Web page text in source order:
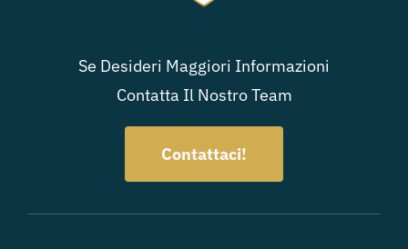
Se Desideri Maggiori Informazioni
Contatta Il Nostro Team
Contattaci!